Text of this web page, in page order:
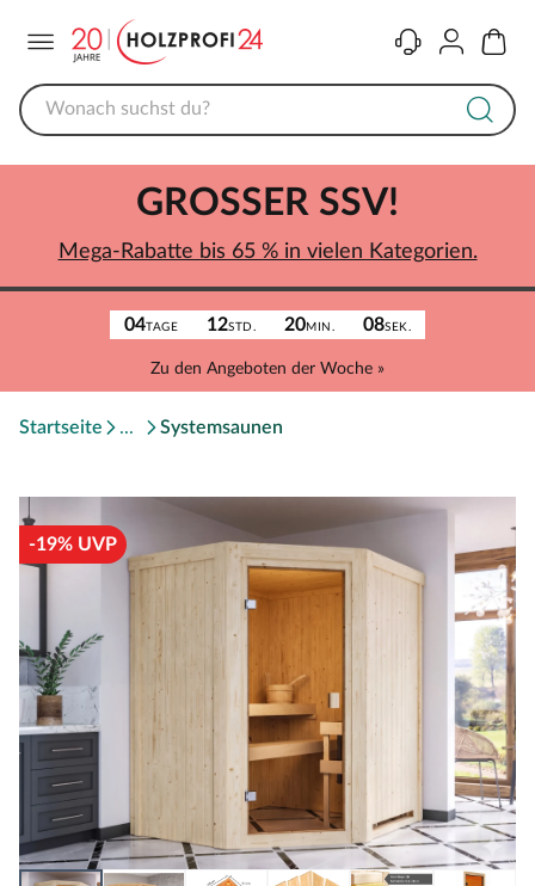
KontaktKonto
04TAGE 12STD. 20MIN. 08SEK.
Zu den Angeboten der Woche »
GROSSER SSV!
Mega-Rabatte bis 65 % in vielen Kategorien.
Startseite Systemsaunen
-19% UVP